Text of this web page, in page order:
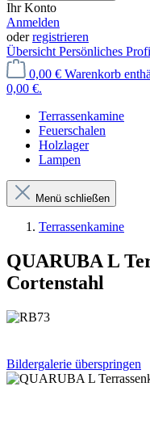
Ihr Konto
Anmelden
oderregistrieren
Übersicht Persönliches
0,00 € Warenkorb
0,00 €.
Terrassenkamine
Feuerschalen
Holzlager
Lampen
Menü schließen
Terrassenkamine
QUARUBA L
Cortenstahl
Bildergalerie überspringen